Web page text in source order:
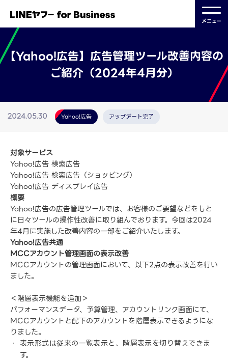
メニュー
【Yahoo!広告】広告管理ツール改善内容の
ご紹介（2024年4月分）
2024.05.30 Yahoo!広告 アップデート完了
対象サービス
Yahoo!広告 検索広告
Yahoo!広告 検索広告（ショッピング）
Yahoo!広告 ディスプレイ広告
概要
Yahoo!広告の広告管理ツールでは、お客様のご要望などをもと
に日々ツールの操作性改善に取り組んでおります。今回は2024
年4月に実施した改善内容の一部をご紹介いたします。
Yahoo!広告共通
MCCアカウント管理画面の表示改善
MCCアカウントの管理画面において、以下2点の表示改善を行い
ました。
＜階層表示機能を追加＞
パフォーマンスデータ、予算管理、アカウントリンク画面にて、
MCCアカウントと配下のアカウントを階層表示できるようにな
りました。
表示形式は従来の一覧表示と、階層表示を切り替えできま
す。